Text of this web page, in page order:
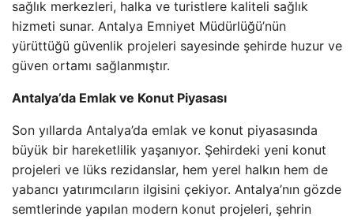
sağlık merkezleri, halka ve turistlere kaliteli sağlık
hizmeti sunar. Antalya Emniyet Müdürlüğü’nün
yürüttüğü güvenlik projeleri sayesinde şehirde huzur ve
güven ortamı sağlanmıştır.
Antalya’da Emlak ve Konut Piyasası
Son yıllarda Antalya’da emlak ve konut piyasasında
büyük bir hareketlilik yaşanıyor. Şehirdeki yeni konut
projeleri ve lüks rezidanslar, hem yerel halkın hem de
yabancı yatırımcıların ilgisini çekiyor. Antalya’nın gözde
semtlerinde yapılan modern konut projeleri, şehrin